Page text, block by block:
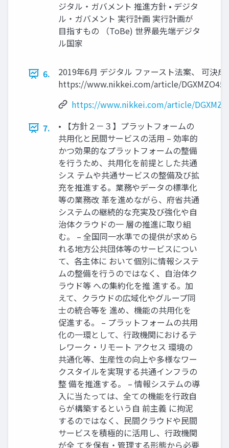
ジタル・ガバメント 推進方針 • デジタ
ル・ガバメント 実行計画 実行計画が
目指すもの （ToBe) 世界最先端デジタ
ル国家
6.
2019年6月 デジタル ファースト法案、 可決成
https://www.nikkei.com/article/
https://www.nikkei.com/article/
7.
• 【方針２－３】プラットフォームの
共用化と民間サービスの活用 – 効率的
かつ効果的なプラットフォームの整備
を行うため、共用化を前提とした共通
シス テムや共通サービスの整備及び拡
充を推進する。業務やデータの標準化
等の業務改 革を進めながら、府省共通
システムの継続的な充実及び強化や自
治体クラウドの一 層の推進に取り組
む。 – 全国同一水準での提供が求めら
れる地方公共団体等のサービスについ
て、各主体に おいて個別に情報システ
ムの整備を行うのではなく、自治体ク
ラウド等 への集約化を推 進する。加
えて、クラウドの広域化やグループ同
士の統合等を 進め、機能の共用化を
促進する。 – プラットフォームの共用
化の一環として、行政機関におけるテ
レワーク・リモート アクセス 環境の
共通化等、生産性の向上や多様なワー
クスタイルを実現する共通インフラの
整 備を推進する。 – 情報システムの導
入に当たっては、全ての機能を行政自
らが構築するという自 前主義 に拘泥
するのではなく、民間クラウドや民間
サービスを積極的に活用し、行政機関
が全 てを保有・管理する形態から必要